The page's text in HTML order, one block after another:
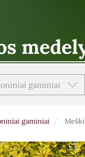
gaminiai
gaminiai